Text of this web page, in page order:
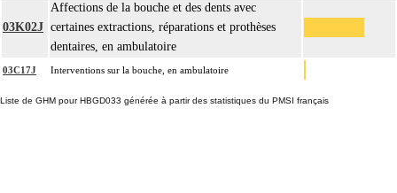
03K02J
Affections de la bouche et des dents avec
certaines extractions, réparations et prothèses
dentaires, en ambulatoire
03C17J Interventions sur la bouche, en ambulatoire
Liste de GHM pour HBGD033 générée à partir des statistiques du PMSI français